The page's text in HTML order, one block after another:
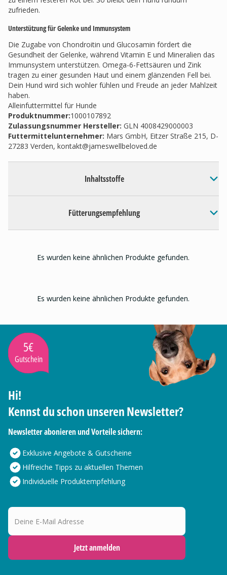
zufrieden.
Unterstützung für Gelenke und Immunsystem
Die Zugabe von Chondroitin und Glucosamin fördert die
Gesundheit der Gelenke, während Vitamin E und Mineralien das
Immunsystem unterstützen. Omega-6-Fettsäuren und Zink
tragen zu einer gesunden Haut und einem glänzenden Fell bei.
Dein Hund wird sich wohler fühlen und Freude an jeder Mahlzeit
haben.
Alleinfuttermittel für Hunde
Produktnummer:1000107892
Zulassungsnummer Hersteller: GLN 4008429000003
Futtermittelunternehmer: Mars GmbH, Eitzer Straße 215, D-
27283 Verden, kontakt@jameswellbeloved.de
Inhaltsstoffe
Fütterungsempfehlung
Es wurden keine ähnlichen Produkte gefunden.
Es wurden keine ähnlichen Produkte gefunden.
5€
Gutschein
Hi!
Kennst du schon unseren Newsletter?
Newsletter abonieren und Vorteile sichern:
Exklusive Angebote & Gutscheine
Hilfreiche Tipps zu aktuellen Themen
Individuelle Produktempfehlung
Deine E-Mail Adresse
Jetzt anmelden